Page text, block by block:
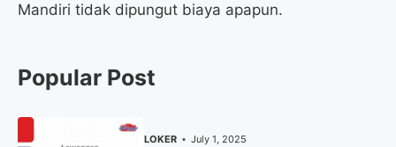
Mandiri tidak dipungut biaya apapun.
Popular Post
LOKER July 1, 2025